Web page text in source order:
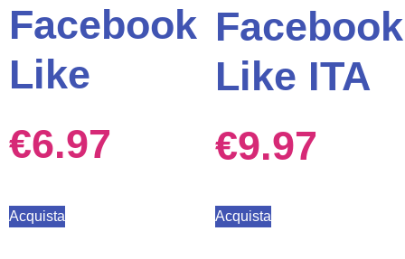
Facebook
Like
€6.97
Acquista
Facebook
Like ITA
€9.97
Acquista